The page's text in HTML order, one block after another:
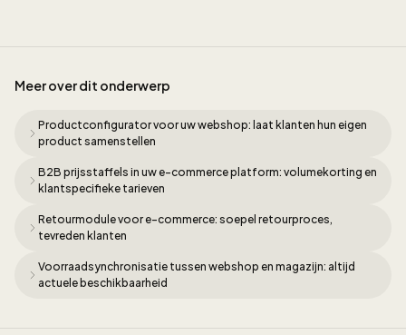
Meer over dit onderwerp
Productconfigurator voor uw webshop: laat klanten hun eigen
product samenstellen
B2B prijsstaffels in uw e-commerce platform: volumekorting en
klantspecifieke tarieven
Retourmodule voor e-commerce: soepel retourproces,
tevreden klanten
Voorraadsynchronisatie tussen webshop en magazijn: altijd
actuele beschikbaarheid